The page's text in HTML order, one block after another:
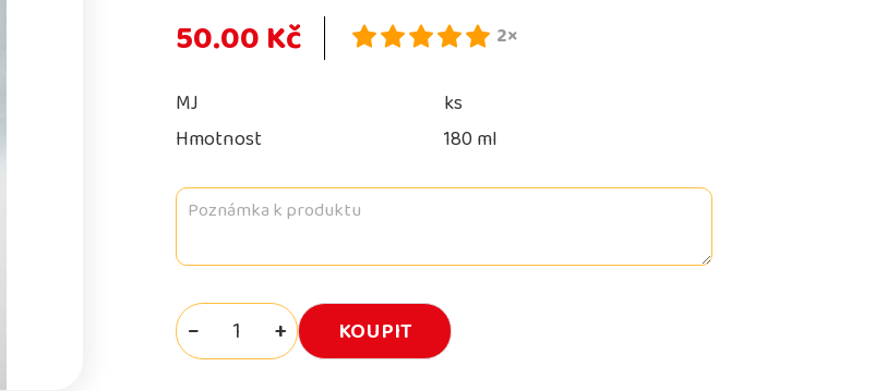
50.00 Kč 2×
MJ
ks
Hmotnost
180 ml
− +